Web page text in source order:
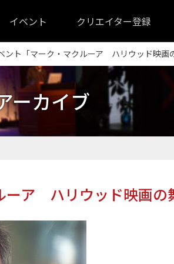
イベント クリエイター登録
ント「マーク・マクルーア ハリウッド映画
ーカイブ
ーア ハリウッド映画の